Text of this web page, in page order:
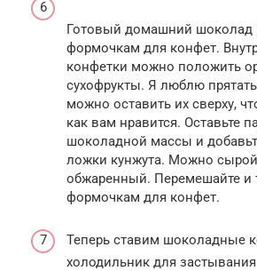
Готовый домашний шоколад
формочкам для конфет.
конфетки можно положить
сухофрукты. Я люблю
можно оставить их сверху,
как вам нравится. Оставьте
шоколадной массы и
ложки кунжута. Можно
обжаренный. Перемешайте и
формочкам для конфет.
Теперь ставим шоколадные
холодильник для